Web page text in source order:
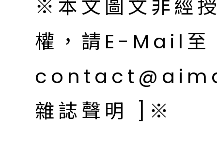
※本文圖文非經
權，請E-Mail至
雜誌聲明 ]※